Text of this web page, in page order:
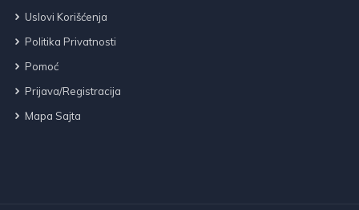
Uslovi Korišćenja
Politika Privatnosti
Pomoć
Prijava/Registracija
Mapa Sajta